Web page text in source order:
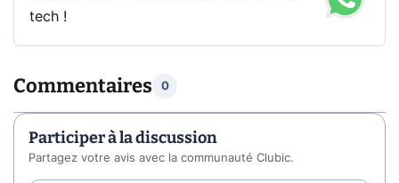
tech !
Commentaires 0
Participer à la discussion
Partagez votre avis avec la communauté Clubic.